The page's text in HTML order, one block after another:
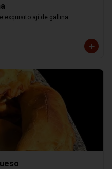
exquisito ají de gallina.